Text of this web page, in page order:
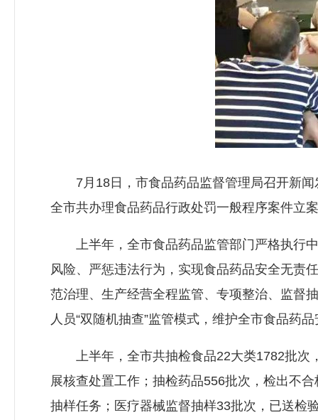
7月18日，市食品药品监督管理局召开新闻
全市共办理食品药品行政处罚一般程序案件立
上半年，全市食品药品监管部门严格执行中
风险、严惩违法行为，实现食品药品安全无责
范治理、生产经营全程监管、专项整治、监督
人员“双随机抽查”监管模式，维护全市食品药
上半年，全市共抽检食品22大类1782批次
展核查处置工作；抽检药品556批次，检出不
抽样任务；医疗器械监督抽样33批次，已送检